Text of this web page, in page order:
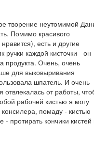
творение неутомимой
Помимо красивого
есть и другие
каждой кисточки - он
продукта. Очень, очень
для выковыривания
шпатель. И очень
отвлекалась от работы,
рабочей кистью я могу
помаду - кистью
протирать кончики кистей